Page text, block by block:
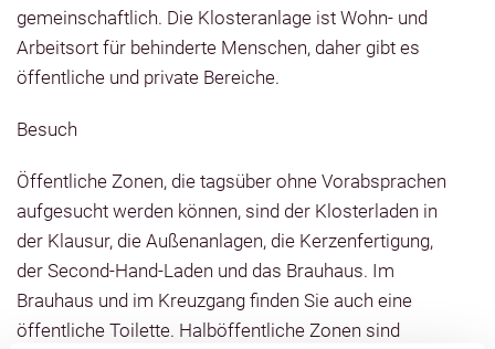
gemeinschaftlich. Die Klosteranlage ist Wohn- und
Arbeitsort für behinderte Menschen, daher gibt es
öffentliche und private Bereiche.
Besuch
Öffentliche Zonen, die tagsüber ohne Vorabsprachen
aufgesucht werden können, sind der Klosterladen in
der Klausur, die Außenanlagen, die Kerzenfertigung,
der Second-Hand-Laden und das Brauhaus. Im
Brauhaus und im Kreuzgang finden Sie auch eine
öffentliche Toilette. Halböffentliche Zonen sind